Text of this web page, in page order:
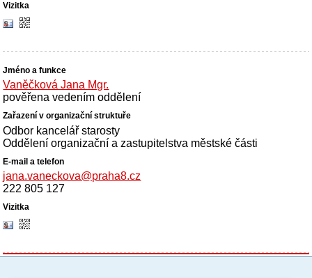
Vaněčková Jana Mgr.
pověřena vedením oddělení
Odbor kancelář starosty
Oddělení organizační a zastupitelstva městské části
jana.vaneckova@praha8.cz
222 805 127